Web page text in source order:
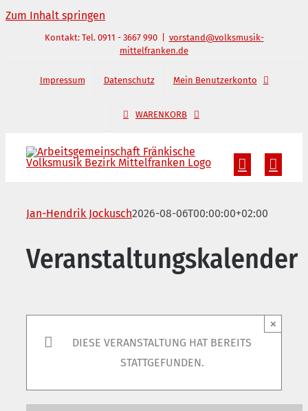
Zum Inhalt springen
Kontakt: Tel. 0911 - 3667 990
vorstand@volksmusik-
mittelfranken.de
Impressum Datenschutz Mein Benutzerkonto
WARENKORB
Jan-Hendrik Jockusch2026-08-06T00:00:00+02:00
Veranstaltungskalender
DIESE VERANSTALTUNG HAT BEREITS
STATTGEFUNDEN.
×